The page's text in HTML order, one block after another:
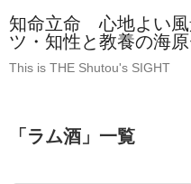
知命立命 心地よい
ツ・知性と教養の海
This is THE Shutou's SIGHT
「 ラム酒 」 一覧